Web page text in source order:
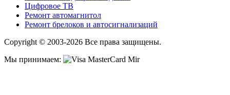
Цифровое ТВ
Ремонт автомагнитол
Ремонт брелоков и автосигнализаций
Copyright © 2003-2026 Все права защищены.
Мы принимаем: